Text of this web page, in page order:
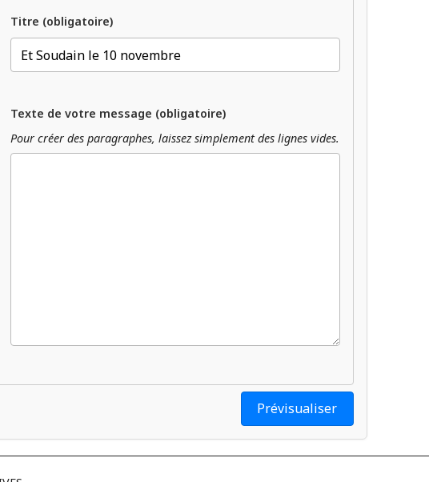
Titre (obligatoire)
Texte de votre message (obligatoire)
Pour créer des paragraphes, laissez simplement des lignes vides.